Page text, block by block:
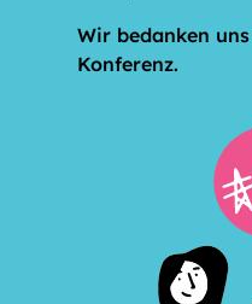
Wir bedanken
Konferenz.